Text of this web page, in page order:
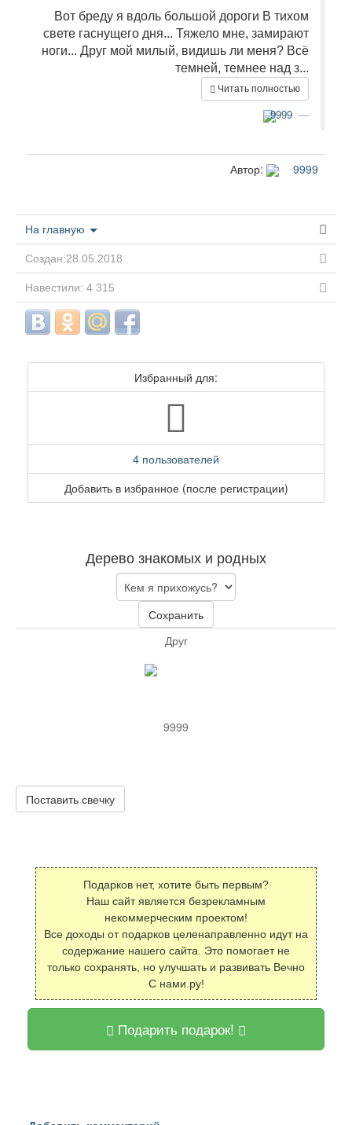
Вот бреду я вдоль большой дороги В тихом
свете гаснущего дня... Тяжело мне, замирают
ноги... Друг мой милый, видишь ли меня? Всё
темней, темнее над з...
Читать полностью
9999
Автор: 9999
На главную
Создан:28.05.2018
Навестили: 4 315
Избранный для:
4 пользователей
Добавить в избранное (после регистрации)
Дерево знакомых и родных
Сохранить
Друг
9999
Поставить свечку
Подарков нет, хотите быть первым?
Наш сайт является безрекламным
некоммерческим проектом!
Все доходы от подарков целенаправленно идут на
содержание нашего сайта. Это помогает не
только сохранять, но улучшать и развивать Вечно
С нами.ру!
Подарить подарок!